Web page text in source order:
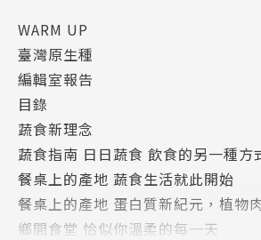
北第一西式蔬食的「Ooh Cha Cha
紛蔬果昔和特色風味植物肉漢堡；宜
緬、日和臺式的「廚研所」，吃一桌
單料理； 高雄最有創意蔬食餐廳「
日料感官風味的新篇章；臺北米其林
食」，享受一週兩日無負擔、無框架
邀請鄉友們日日食蔬，體驗臺灣在地
好。
WARM UP
臺灣原生種
編輯室報告
目錄
蔬食新理念
蔬食指南 日日蔬食 飲食的另一種方
餐桌上的產地 蔬食生活就此開始
餐桌上的產地 蛋白質新紀元，植物
鄉間食堂 恰似你溫柔的每一天